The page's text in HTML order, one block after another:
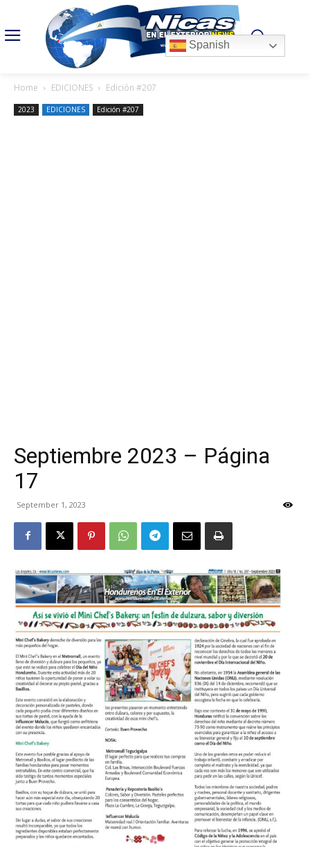
Home EDICIONES Edición #207
2023 EDICIONES Edición #207
Septiembre 2023 – Página
17
September 1, 2023
Spanish